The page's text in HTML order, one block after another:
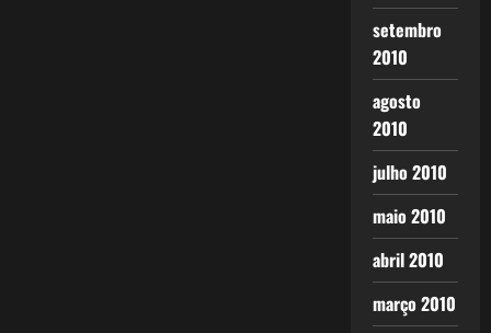
setembro
2010
agosto
2010
julho 2010
maio 2010
abril 2010
março 2010